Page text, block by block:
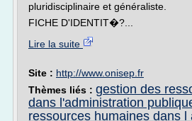
pluridisciplinaire et généraliste.
FICHE D'IDENTIT�?...
Lire la suite
Site : http://www.onisep.fr
Thèmes liés : gestion des
dans l'administration
ressources humaines dans l